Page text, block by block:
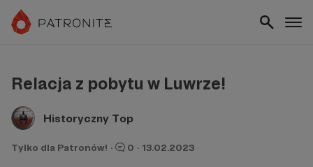
Relacja z pobytu w Luwrze!
Historyczny Top
Tylko dla Patronów! · 0 · 13.02.2023